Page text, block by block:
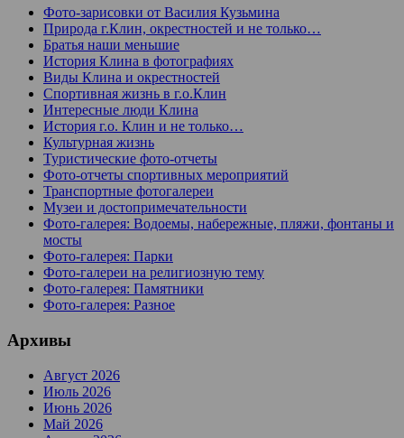
Фото-зарисовки от Василия Кузьмина
Природа г.Клин, окрестностей и не только…
Братья наши меньшие
История Клина в фотографиях
Виды Клина и окрестностей
Спортивная жизнь в г.о.Клин
Интересные люди Клина
История г.о. Клин и не только…
Культурная жизнь
Туристические фото-отчеты
Фото-отчеты спортивных мероприятий
Транспортные фотогалереи
Музеи и достопримечательности
Фото-галерея: Водоемы, набережные, пляжи, фонтаны и
мосты
Фото-галерея: Парки
Фото-галереи на религиозную тему
Фото-галерея: Памятники
Фото-галерея: Разное
Архивы
Август 2026
Июль 2026
Июнь 2026
Май 2026